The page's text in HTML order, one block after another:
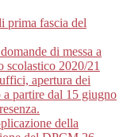
prima fascia del
di messa a
2020/21
apertura dei
partire dal 15 giugno
della